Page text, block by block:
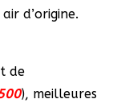
d’origine.
de
), meilleures